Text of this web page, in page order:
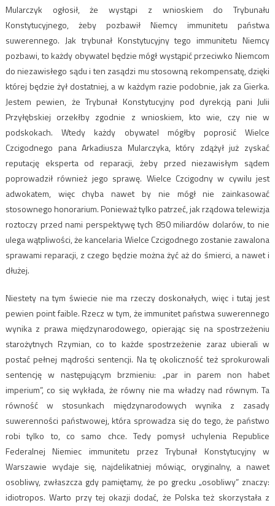
Mularczyk ogłosił, że wystąpi z wnioskiem do Trybunału
Konstytucyjnego, żeby pozbawił Niemcy immunitetu państwa
suwerennego. Jak trybunał Konstytucyjny tego immunitetu Niemcy
pozbawi, to każdy obywatel będzie mógł wystąpić przeciwko Niemcom
do niezawisłego sądu i ten zasądzi mu stosowną rekompensatę, dzięki
której będzie żył dostatniej, a w każdym razie podobnie, jak za Gierka.
Jestem pewien, że Trybunał Konstytucyjny pod dyrekcją pani Julii
Przyłębskiej orzekłby zgodnie z wnioskiem, kto wie, czy nie w
podskokach. Wtedy każdy obywatel mógłby poprosić Wielce
Czcigodnego pana Arkadiusza Mularczyka, który zdążył już zyskać
reputację eksperta od reparacji, żeby przed niezawisłym sądem
poprowadził również jego sprawę. Wielce Czcigodny w cywilu jest
adwokatem, więc chyba nawet by nie mógł nie zainkasować
stosownego honorarium. Ponieważ tylko patrzeć, jak rządowa telewizja
roztoczy przed nami perspektywę tych 850 miliardów dolarów, to nie
ulega wątpliwości, że kancelaria Wielce Czcigodnego zostanie zawalona
sprawami reparacji, z czego będzie można żyć aż do śmierci, a nawet i
dłużej.
Niestety na tym świecie nie ma rzeczy doskonałych, więc i tutaj jest
pewien point faible. Rzecz w tym, że immunitet państwa suwerennego
wynika z prawa międzynarodowego, opierając się na spostrzeżeniu
starożytnych Rzymian, co to każde spostrzeżenie zaraz ubierali w
postać pełnej mądrości sentencji. Na tę okoliczność też sprokurowali
sentencję w następującym brzmieniu: „par in parem non habet
imperium”, co się wykłada, że równy nie ma władzy nad równym. Ta
równość w stosunkach międzynarodowych wynika z zasady
suwerenności państwowej, która sprowadza się do tego, że państwo
robi tylko to, co samo chce. Tedy pomysł uchylenia Republice
Federalnej Niemiec immunitetu przez Trybunał Konstytucyjny w
Warszawie wydaje się, najdelikatniej mówiąc, oryginalny, a nawet
osobliwy, zwłaszcza gdy pamiętamy, że po grecku „osobliwy” znaczy:
idiotropos. Warto przy tej okazji dodać, że Polska też skorzystała z